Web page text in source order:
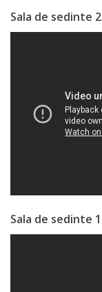
Juridic
Relaţii
Sala de sedinte
Sala de sedinte